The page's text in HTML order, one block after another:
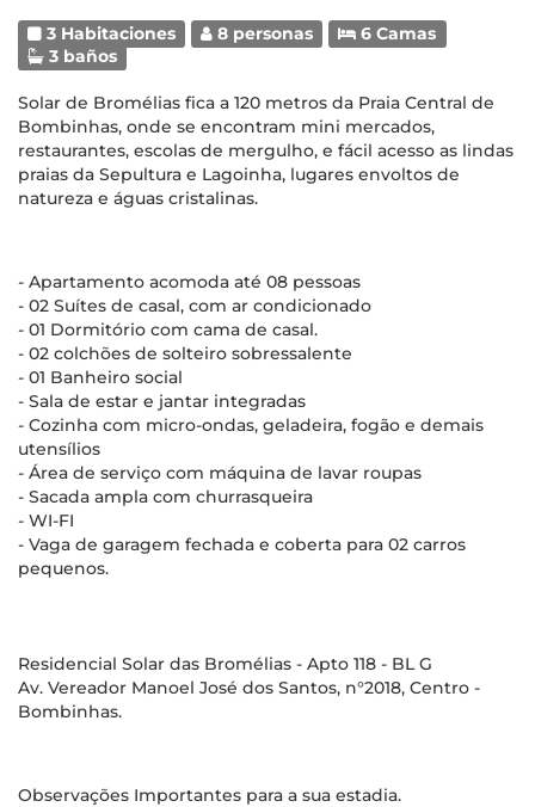
3 Habitaciones 8 personas
6 Camas
3 baños
Solar de Bromélias fica a 120 metros da Praia Central de
Bombinhas, onde se encontram mini mercados,
restaurantes, escolas de mergulho, e fácil acesso as lindas
praias da Sepultura e Lagoinha, lugares envoltos de
natureza e águas cristalinas.
- Apartamento acomoda até 08 pessoas
- 02 Suítes de casal, com ar condicionado
- 01 Dormitório com cama de casal.
- 02 colchões de solteiro sobressalente
- 01 Banheiro social
- Sala de estar e jantar integradas
- Cozinha com micro-ondas, geladeira, fogão e demais
utensílios
- Área de serviço com máquina de lavar roupas
- Sacada ampla com churrasqueira
- WI-FI
- Vaga de garagem fechada e coberta para 02 carros
pequenos.
Residencial Solar das Bromélias - Apto 118 - BL G
Av. Vereador Manoel José dos Santos, n°2018, Centro -
Bombinhas.
Observações Importantes para a sua estadia.